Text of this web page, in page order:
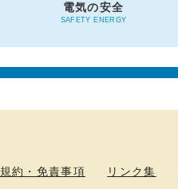
電気の安全
SAFETY ENERGY
規約・免責事項 リンク集